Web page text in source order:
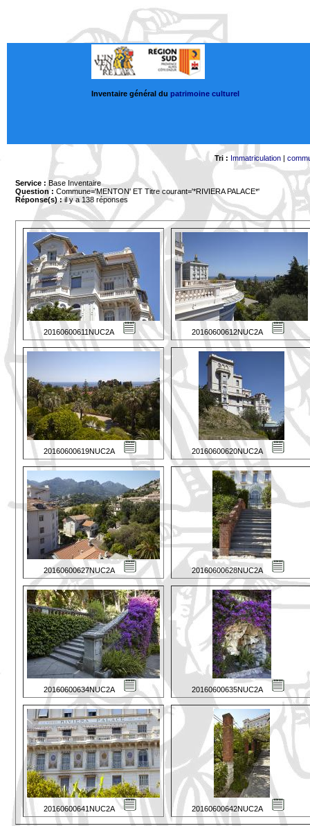
Inventaire général du patrimoine culturel
Tri : Immatriculation|
Service : Base Inventaire
Question : Commune='MENTON' ET Titre courant='*RIVIERA PALACE*'
Réponse(s) :il y a 138 réponses
20160600611NUC2A 20160600612NUC2A
20160600619NUC2A 20160600620NUC2A
20160600627NUC2A 20160600628NUC2A
20160600634NUC2A 20160600635NUC2A
20160600641NUC2A 20160600642NUC2A